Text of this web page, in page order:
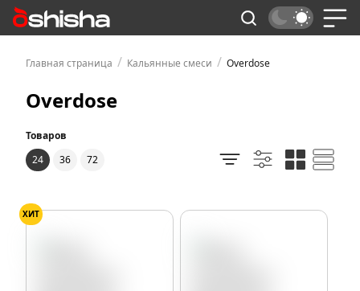
Главная страница / Кальянные смеси / Overdose
Overdose
Товаров
24
36 72
ХИТ